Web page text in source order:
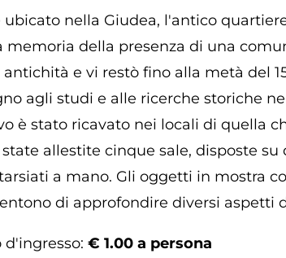
ubicato nella Giudea, l'antico
memoria della presenza di una
e vi restò fino alla metà del
agli studi e alle ricerche storiche
è stato ricavato nei locali di quella
state allestite cinque sale, disposte
a mano. Gli oggetti in mostra
di approfondire diversi aspetti
€ 1.00 a persona